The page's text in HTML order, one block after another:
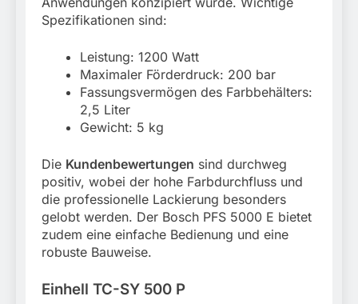
Spezifikationen sind:
Leistung: 1200 Watt
Maximaler Förderdruck: 200 bar
Fassungsvermögen des Farbbehälters:
2,5 Liter
Gewicht: 5 kg
Die Kundenbewertungen sind durchweg
positiv, wobei der hohe Farbdurchfluss und
die professionelle Lackierung besonders
gelobt werden. Der Bosch PFS 5000 E bietet
zudem eine einfache Bedienung und eine
robuste Bauweise.
Einhell TC-SY 500 P